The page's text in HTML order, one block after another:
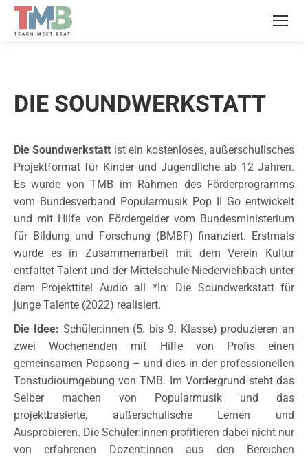
DIE SOUNDWERKSTATT
Die Soundwerkstatt ist ein kostenloses, außerschulisches
Projektformat für Kinder und Jugendliche ab 12 Jahren.
Es wurde von TMB im Rahmen des Förderprogramms
vom Bundesverband Popularmusik Pop II Go entwickelt
und mit Hilfe von Fördergelder vom Bundesministerium
für Bildung und Forschung (BMBF) finanziert. Erstmals
wurde es in Zusammenarbeit mit dem Verein Kultur
entfaltet Talent und der Mittelschule Niederviehbach unter
dem Projekttitel Audio all *In: Die Soundwerkstatt für
junge Talente (2022) realisiert.
Die Idee: Schüler:innen (5. bis 9. Klasse) produzieren an
zwei Wochenenden mit Hilfe von Profis einen
gemeinsamen Popsong – und dies in der professionellen
Tonstudioumgebung von TMB. Im Vordergrund steht das
Selber machen von Popularmusik und das
projektbasierte, außerschulische Lernen und
Ausprobieren. Die Schüler:innen profitieren dabei nicht nur
von erfahrenen Dozent:innen aus den Bereichen